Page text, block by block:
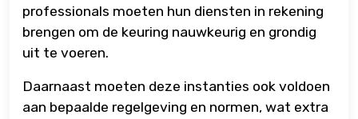
professionals moeten hun diensten in rekening
brengen om de keuring nauwkeurig en grondig
uit te voeren.
Daarnaast moeten deze instanties ook voldoen
aan bepaalde regelgeving en normen, wat extra